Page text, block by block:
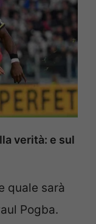
verità: e sul
quale sarà
Pogba.